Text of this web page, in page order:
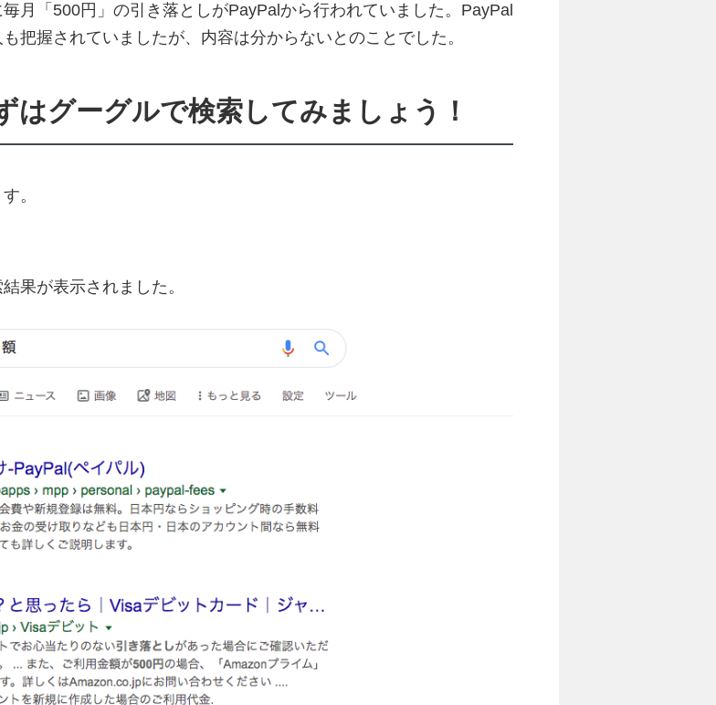
月「500円」の引き落としがPayPalから行われていました。PayPal
把握されていましたが、内容は分からないとのことでした。
はグーグルで検索してみましょう！
。
果が表示されました。